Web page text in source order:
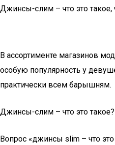
Джинсы-слим – что это такое,
В ассортименте магазинов
особую популярность у
практически всем барышням.
Джинсы-слим – что это такое?
Вопрос «джинсы slim – что